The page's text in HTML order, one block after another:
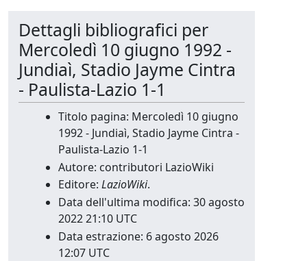
Dettagli bibliografici per
Mercoledì 10 giugno 1992 -
Jundiaì, Stadio Jayme Cintra
- Paulista-Lazio 1-1
Titolo pagina: Mercoledì 10 giugno
1992 - Jundiaì, Stadio Jayme Cintra -
Paulista-Lazio 1-1
Autore: contributori LazioWiki
Editore: LazioWiki.
Data dell'ultima modifica: 30 agosto
2022 21:10 UTC
Data estrazione: 6 agosto 2026
12:07 UTC